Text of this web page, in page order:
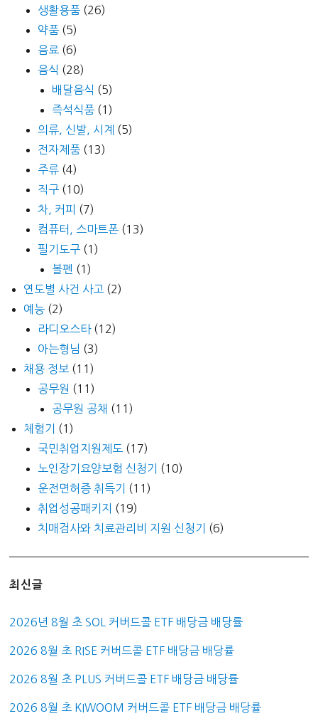
생활용품 (26)
약품 (5)
음료 (6)
음식 (28)
배달음식 (5)
즉석식품 (1)
의류, 신발, 시계
(5)
전자제품 (13)
주류 (4)
직구 (10)
차, 커피 (7)
컴퓨터, 스마트폰 (13)
필기도구 (1)
볼펜 (1)
연도별 사건 사고 (2)
예능 (2)
라디오스타(12)
아는형님 (3)
채용 정보 (11)
공무원 (11)
공무원 공채 (11)
체험기
(1)
국민취업지원제도 (17)
노인장기요양보험 신청기
(10)
운전면허증 취득기
(11)
취업성공패키지
(19)
치매검사와 치료관리비 지원 신청기
(6)
최신글
2026년 8월 초 SOL 커버드콜 ETF 배당금 배당률
2026 8월 초 RISE 커버드콜 ETF 배당금 배당률
2026 8월 초 PLUS 커버드콜 ETF 배당금 배당률
2026 8월 초 KIWOOM 커버드콜 ETF 배당금 배당률